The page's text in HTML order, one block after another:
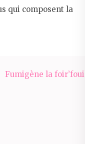
qui composent la
Fumigène la foir’fouille